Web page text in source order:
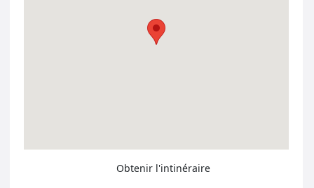
Obtenir l'intinéraire